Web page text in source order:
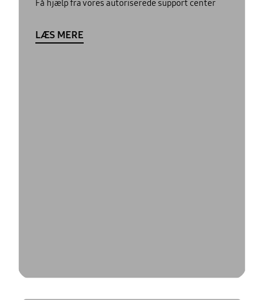
Få hjælp fra vores autoriserede support center
LÆS MERE